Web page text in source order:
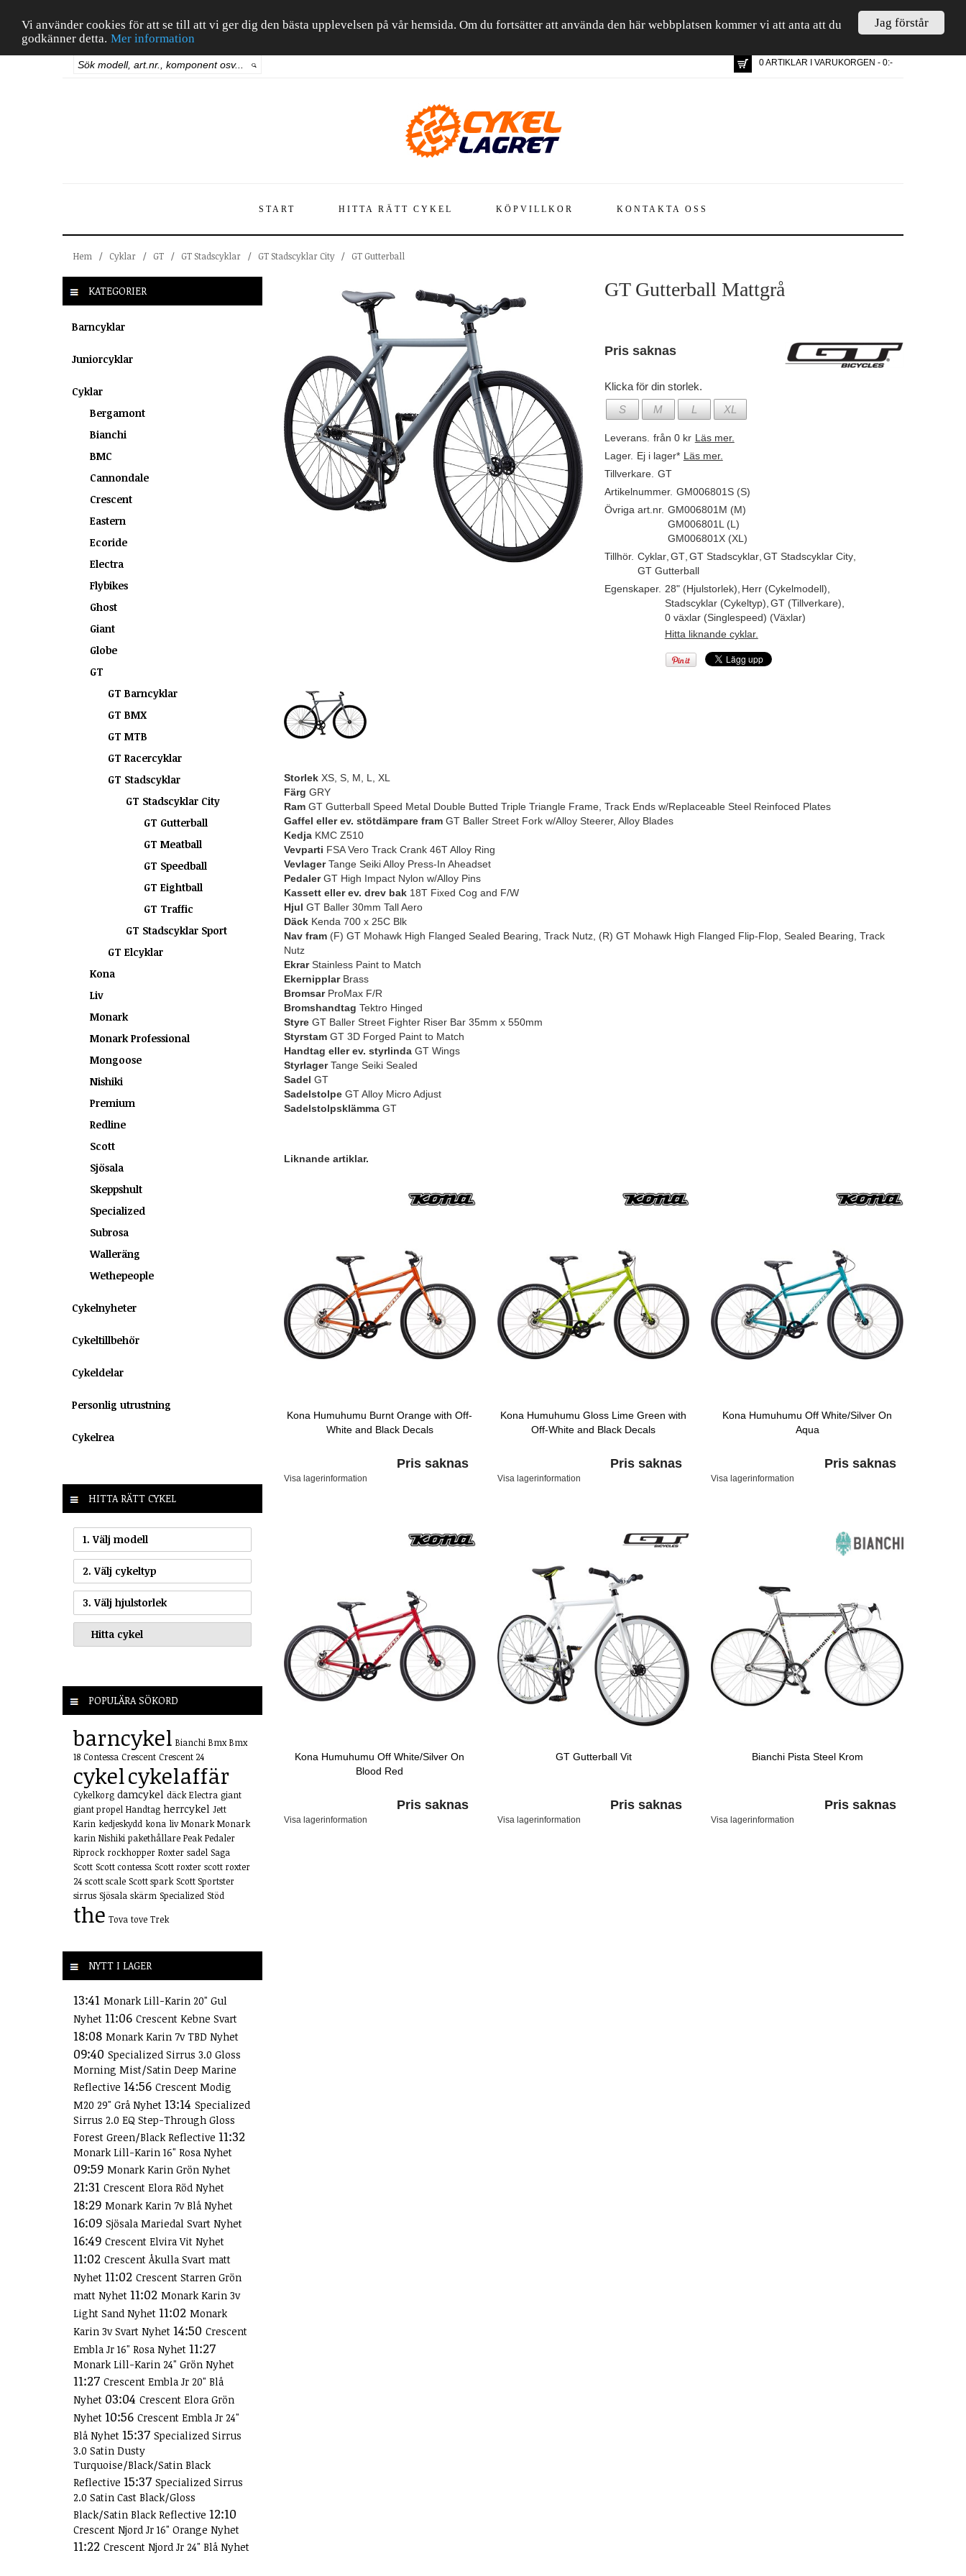
Jag förstår
Vi använder cookies för att se till att vi ger dig den bästa upplevelsen på vår hemsida. Om du fortsätter att använda den här webbplatsen kommer vi att anta att du
godkänner detta. Mer information
0 ARTIKLAR I VARUKORGEN - 0:-
START HITTA RÄTT CYKEL KÖPVILLKOR KONTAKTA OSS
Hem / Cyklar / GT / GT Stadscyklar / GT Stadscyklar City / GT Gutterball
KATEGORIER
Barncyklar
Juniorcyklar
Cyklar
Bergamont
Bianchi
BMC
Cannondale
Crescent
Eastern
Ecoride
Electra
Flybikes
Ghost
Giant
Globe
GT
GT Barncyklar
GT BMX
GT MTB
GT Racercyklar
GT Stadscyklar
GT Stadscyklar City
GT Gutterball
GT Meatball
GT Speedball
GT Eightball
GT Traffic
GT Stadscyklar Sport
GT Elcyklar
Kona
Liv
Monark
Monark Professional
Mongoose
Nishiki
Premium
Redline
Scott
Sjösala
Skeppshult
Specialized
Subrosa
Walleräng
Wethepeople
Cykelnyheter
Cykeltillbehör
Cykeldelar
Personlig utrustning
Cykelrea
HITTA RÄTT CYKEL
1. Välj modell
2. Välj cykeltyp
3. Välj hjulstorlek
POPULÄRA SÖKORD
barncykel Bianchi Bmx Bmx
18 Contessa Crescent Crescent 24
cykelcykelaffär
Cykelkorg damcykel däck Electra giant
giant propel Handtag herrcykel Jett
Karin kedjeskydd kona liv Monark Monark
karin Nishiki pakethållare Peak Pedaler
Riprock rockhopper Roxter sadel Saga
Scott Scott contessa Scott roxter scott roxter
24 scott scale Scott spark Scott Sportster
sirrus Sjösala skärm Specialized Stöd
the Tova tove Trek
NYTT I LAGER
13:41 Monark Lill-Karin 20" Gul
Nyhet 11:06 Crescent Kebne Svart
18:08 Monark Karin 7v TBD Nyhet
09:40 Specialized Sirrus 3.0 Gloss
Morning Mist/Satin Deep Marine
Reflective 14:56 Crescent Modig
M20 29" Grå Nyhet 13:14 Specialized
Sirrus 2.0 EQ Step-Through Gloss
Forest Green/Black Reflective 11:32
Monark Lill-Karin 16" Rosa Nyhet
09:59 Monark Karin Grön Nyhet
21:31 Crescent Elora Röd Nyhet
18:29 Monark Karin 7v Blå Nyhet
16:09 Sjösala Mariedal Svart Nyhet
16:49 Crescent Elvira Vit Nyhet
11:02 Crescent Åkulla Svart matt
Nyhet 11:02 Crescent Starren Grön
matt Nyhet 11:02 Monark Karin 3v
Light Sand Nyhet 11:02 Monark
Karin 3v Svart Nyhet 14:50 Crescent
Embla Jr 16" Rosa Nyhet 11:27
Monark Lill-Karin 24" Grön Nyhet
11:27 Crescent Embla Jr 20" Blå
Nyhet 03:04 Crescent Elora Grön
Nyhet 10:56 Crescent Embla Jr 24"
Blå Nyhet 15:37 Specialized Sirrus
3.0 Satin Dusty
Turquoise/Black/Satin Black
Reflective 15:37 Specialized Sirrus
2.0 Satin Cast Black/Gloss
Black/Satin Black Reflective 12:10
Crescent Njord Jr 16" Orange Nyhet
11:22 Crescent Njord Jr 24" Blå Nyhet
GT Gutterball Mattgrå
Pris saknas
Klicka för din storlek.
S
M L XL
Leverans. från 0 kr Läs mer.
Lager. Ej i lager* Läs mer.
Tillverkare. GT
Artikelnummer. GM006801S (S)
Övriga art.nr. GM006801M (M)
GM006801L (L)
GM006801X (XL)
Tillhör. Cyklar, GT, GT Stadscyklar, GT Stadscyklar City,
GT Gutterball
Egenskaper. 28" (Hjulstorlek) Herr (Cykelmodell)
Stadscyklar (Cykeltyp) GT (Tillverkare)
0 växlar (Singlespeed) (Växlar)
Hitta liknande cyklar.
StorlekXS, S, M, L, XL
Färg GRY
RamGT Gutterball Speed Metal Double Butted Triple Triangle Frame, Track Ends w/Replaceable Steel Reinfoced Plates
Gaffel eller ev. stötdämpare framGT Baller Street Fork w/Alloy Steerer, Alloy Blades
KedjaKMC Z510
Vevparti FSA Vero Track Crank 46T Alloy Ring
VevlagerTange Seiki Alloy Press-In Aheadset
PedalerGT High Impact Nylon w/Alloy Pins
Kassett eller ev. drev bak18T Fixed Cog and F/W
Hjul GT Baller 30mm Tall Aero
DäckKenda 700 x 25C Blk
Nav fram(F) GT Mohawk High Flanged Sealed Bearing, Track Nutz, (R) GT Mohawk High Flanged Flip-Flop, Sealed Bearing, Track
Nutz
EkrarStainless Paint to Match
EkernipplarBrass
BromsarProMax F/R
Bromshandtag Tektro Hinged
StyreGT Baller Street Fighter Riser Bar 35mm x 550mm
StyrstamGT 3D Forged Paint to Match
Handtag eller ev. styrlindaGT Wings
StyrlagerTange Seiki Sealed
Sadel GT
SadelstolpeGT Alloy Micro Adjust
SadelstolpsklämmaGT
Liknande artiklar.
Kona Humuhumu Burnt Orange with Off-
White and Black Decals
Pris saknas
Visa lagerinformation
Kona Humuhumu Gloss Lime Green with
Off-White and Black Decals
Pris saknas
Visa lagerinformation
Kona Humuhumu Off White/Silver On
Aqua
Pris saknas
Visa lagerinformation
Kona Humuhumu Off White/Silver On
Blood Red
Pris saknas
Visa lagerinformation
GT Gutterball Vit
Pris saknas
Visa lagerinformation
Bianchi Pista Steel Krom
Pris saknas
Visa lagerinformation